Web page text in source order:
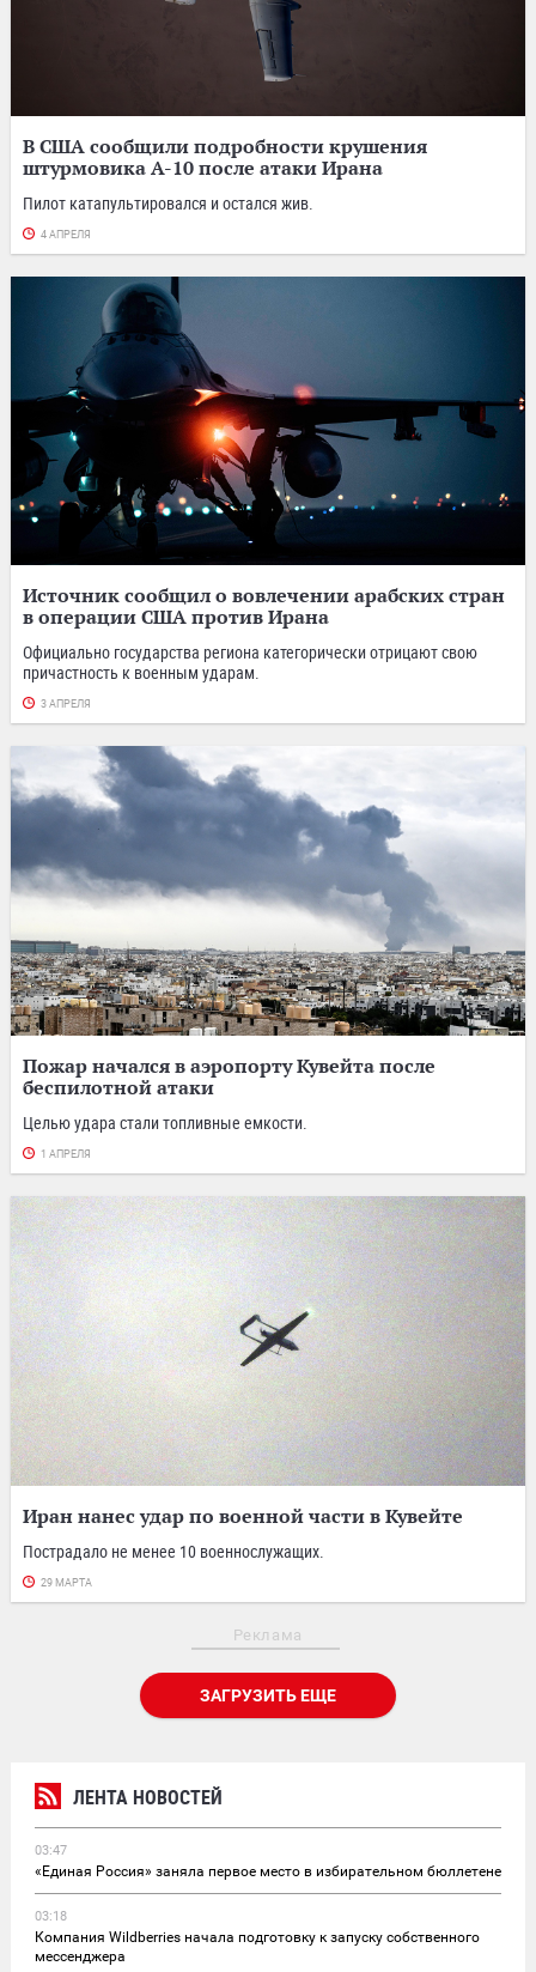
В США сообщили подробности крушения
штурмовика A-10 после атаки Ирана
Пилот катапультировался и остался жив.
4 АПРЕЛЯ
Источник сообщил о вовлечении арабских стран
в операции США против Ирана
Официально государства региона категорически отрицают свою
причастность к военным ударам.
3 АПРЕЛЯ
Пожар начался в аэропорту Кувейта после
беспилотной атаки
Целью удара стали топливные емкости.
1 АПРЕЛЯ
Иран нанес удар по военной части в Кувейте
Пострадало не менее 10 военнослужащих.
29 МАРТА
Реклама
ЗАГРУЗИТЬ ЕЩЕ
ЛЕНТА НОВОСТЕЙ
03:47
«Единая Россия» заняла первое место в избирательном бюллетене
03:18
Компания Wildberries начала подготовку к запуску собственного
мессенджера